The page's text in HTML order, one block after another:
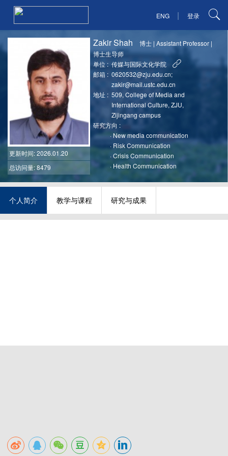
ENG | 登录
更新时间: 2026.01.20
总访问量: 8479
Zakir Shah 博士 |Assistant Professor |
博士生导师
单位 : 传媒与国际文化学院
邮箱 : 0620532@zju.edu.cn;
zakir@mail.ustc.edu.cn
地址 : 509, College of Media and
International Culture, ZJU,
Zijingang campus
研究方向 :
·New media communication
· Risk Communication
·Crisis Communication
· Health Communication
个人简介 教学与课程 研究与成果